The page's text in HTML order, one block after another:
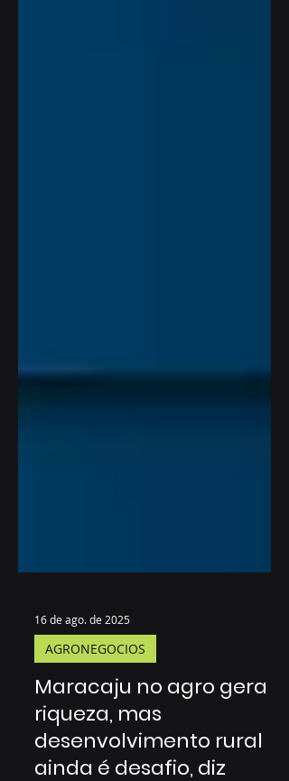
16 de ago. de 2025
AGRONEGOCIOS
Maracaju no agro gera
riqueza, mas